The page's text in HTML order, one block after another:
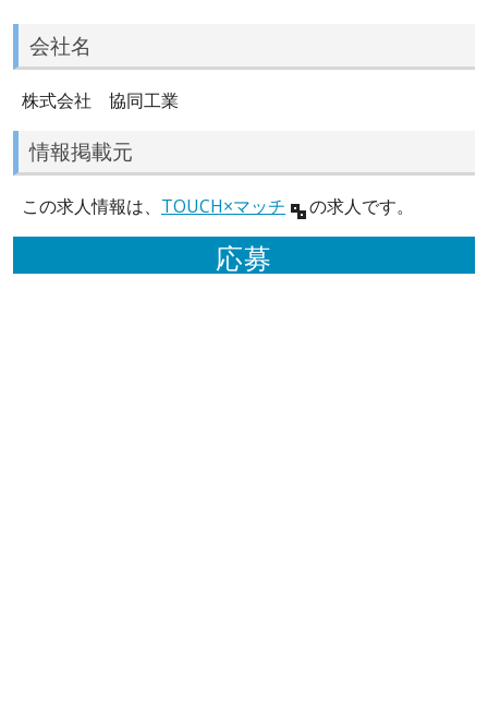
会社名
株式会社 協同工業
情報掲載元
この求人情報は、 TOUCH×マッチ の求人です。
応募